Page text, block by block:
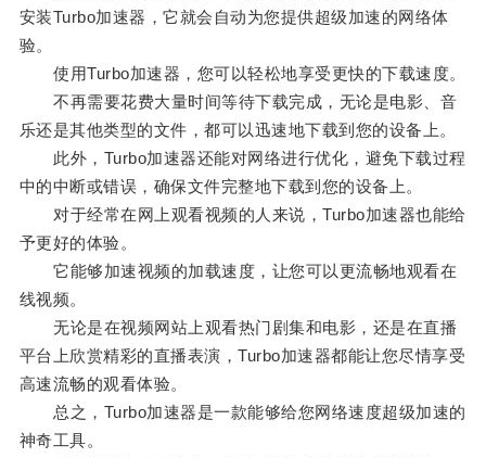
安装Turbo加速器，它就会自动为您提供超级加速的网络体
验。
使用Turbo加速器，您可以轻松地享受更快的下载速度。
不再需要花费大量时间等待下载完成，无论是电影、音
乐还是其他类型的文件，都可以迅速地下载到您的设备上。
此外，Turbo加速器还能对网络进行优化，避免下载过程
中的中断或错误，确保文件完整地下载到您的设备上。
对于经常在网上观看视频的人来说，Turbo加速器也能给
予更好的体验。
它能够加速视频的加载速度，让您可以更流畅地观看在
线视频。
无论是在视频网站上观看热门剧集和电影，还是在直播
平台上欣赏精彩的直播表演，Turbo加速器都能让您尽情享受
高速流畅的观看体验。
总之，Turbo加速器是一款能够给您网络速度超级加速的
神奇工具。